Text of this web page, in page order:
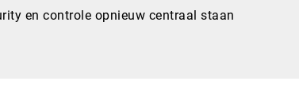
en controle opnieuw centraal staan